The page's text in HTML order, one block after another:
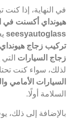
في النهاية، إذا
هيونداي أكسنت في
seesyautoglass
تركيب زجاج
زجاج السيارات
لذلك، سواء كنت
السيارات الأمامي
السلامة أولًا.
بالإضافة إلى ذلك،